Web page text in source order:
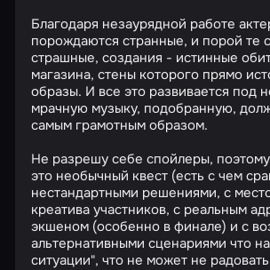
Благодаря незаурядной работе
порождаются странные, и порой те
страшные, создания - истинные
магазина, стены которого прямо
образы. И все это развивается под
мрачную музыку, подобранную,
самым грамотным образом.
Не разрешу себе спойлеры, поэтому
это необычный квест (есть с чем
нестандартными решениями, с
креатива участников, с реальным
экшеном (особенно в финале) и с
альтернативными сценариями что
ситуации", что не может не